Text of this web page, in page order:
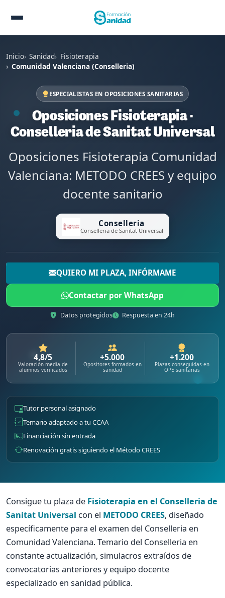
Inicio Sanidad
Fisioterapia
Comunidad Valenciana (Conselleria)
ESPECIALISTAS EN OPOSICIONES SANITARIAS
Oposiciones Fisioterapia ·
Conselleria de Sanitat Universal
Oposiciones Fisioterapia Comunidad
Valenciana: METODO CREES y equipo
docente sanitario
Conselleria
Conselleria de Sanitat Universal
QUIERO MI PLAZA, INFÓRMAME
Contactar por WhatsApp
Datos protegidos Respuesta en 24h
4,8/5
Valoración media de
alumnos verificados
+5.000
Opositores formados en
sanidad
+1.200
Plazas conseguidas en
OPE sanitarias
Tutor personal asignado
Temario adaptado a tu CCAA
Financiación sin entrada
Renovación gratis siguiendo el Método CREES
Consigue tu plaza de Fisioterapia en el Conselleria de
Sanitat Universal con el METODO CREES, diseñado
específicamente para el examen del Conselleria en
Comunidad Valenciana. Temario del Conselleria en
constante actualización, simulacros extraídos de
convocatorias anteriores y equipo docente
especializado en sanidad pública.